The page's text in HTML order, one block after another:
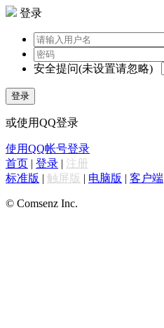
登录
安全提问(未设置请忽略)
登录
或使用QQ登录
使用QQ帐号登录
首页 | 登录 | 注册
标准版 | 触屏版 | 电脑版 | 客户端
© Comsenz Inc.